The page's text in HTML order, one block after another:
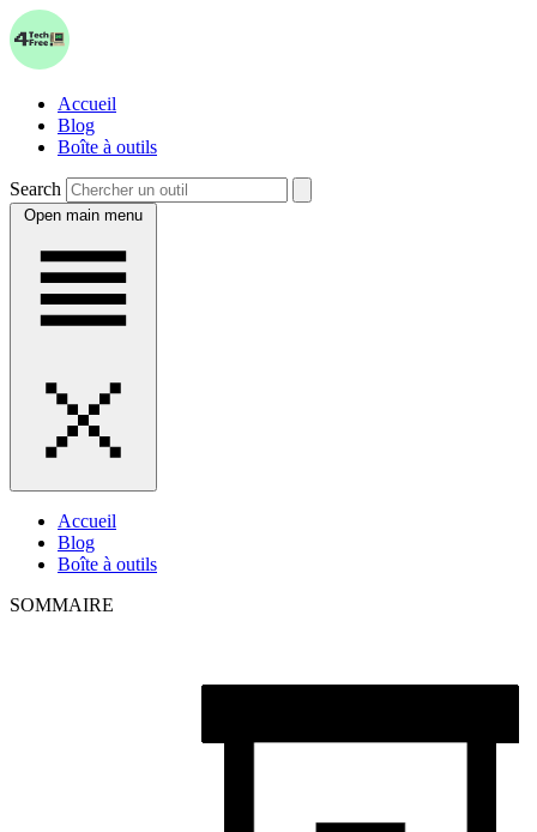
Accueil
Blog
Boîte à outils
Search
Open main menu
Accueil
Blog
Boîte à outils
SOMMAIRE